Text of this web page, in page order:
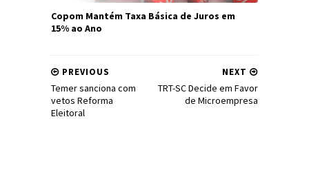
Copom Mantém Taxa Básica de Juros em
15% ao Ano
NEXT
TRT-SC Decide em Favor
de Microempresa
PREVIOUS
Temer sanciona com
vetos Reforma
Eleitoral